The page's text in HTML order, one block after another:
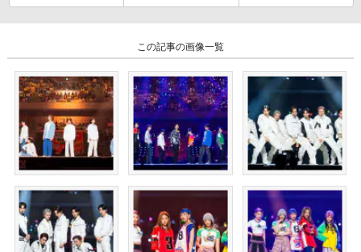
この記事の画像一覧